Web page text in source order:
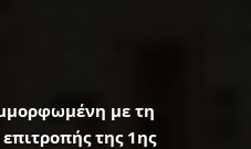
με τη
της 1ης